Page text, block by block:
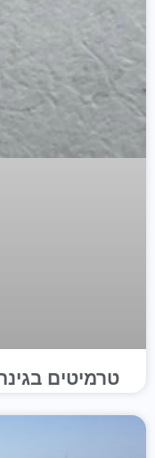
טרמיטים